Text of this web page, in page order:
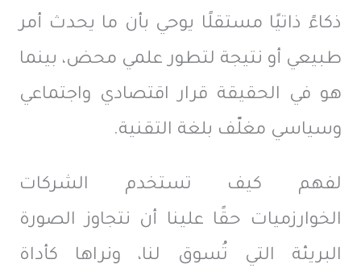
ذكاءً ذاتيًا مستقلًا يوحي بأن ما يحدث أمر
طبيعي أو نتيجة لتطور علمي محض، بينما
هو في الحقيقة قرار اقتصادي واجتماعي
وسياسي مغلّف بلغة التقنية.
لفهم كيف تستخدم الشركات
الخوارزميات حقًا علينا أن نتجاوز الصورة
البريئة التي تُسوق لنا، ونراها كأداة